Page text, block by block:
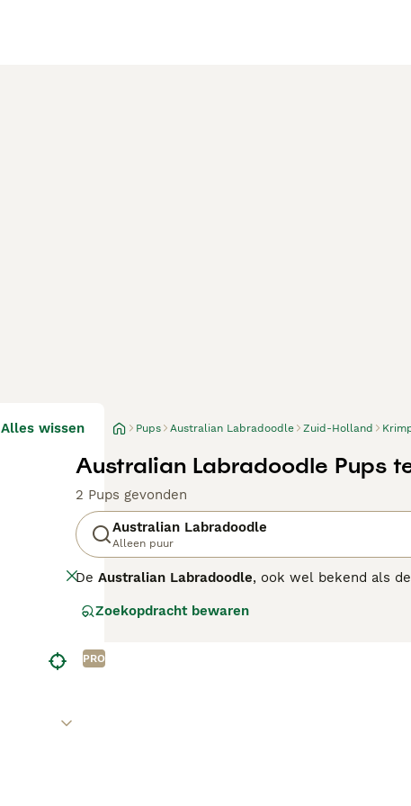
Alles wissen Pups Australian Labradoodle Zuid-Holland
Australian Labradoodle Pups
2 Pups gevonden
Australian Labradoodle
Alleen puur
De Australian Labradoodle, ook wel bekend als de
Spaniels, ontworpen om een consistente,
verhaart, wat ze aantrekkelijk maakt voor
middelgroot tot groot met een atletisch lichaam
Zoekopdracht bewaren
PRO